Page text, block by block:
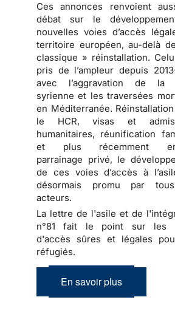
Ces annonces renvoient
débat sur le
nouvelles voies d’accès
territoire européen, au-delà
classique » réinstallation.
pris de l’ampleur depuis
avec l’aggravation de la
syrienne et les traversées
en Méditerranée.
le HCR, visas et
humanitaires, réunification
et plus récemment
parrainage privé, le
de ces voies d’accès à
désormais promu par
acteurs.
La lettre de l'asile et de
n°81 fait le point sur les
d'accès sûres et légales
réfugiés.
En savoir plus